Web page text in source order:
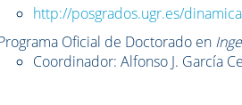
http://posgrados.ugr.es/
Oficial de Doctorado en
Coordinador: Alfonso J. García